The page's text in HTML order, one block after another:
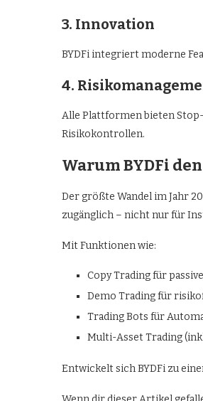
3. Innovation
BYDFi integriert moderne
4.
Alle Plattformen bieten
Risikokontrollen.
Warum BYDFi
Der größte Wandel im Jahr
zugänglich – nicht nur für
Mit Funktionen wie:
Copy Trading für
Demo Trading für
Trading Bots für
Multi-Asset Trading
Entwickelt sich BYDFi zu